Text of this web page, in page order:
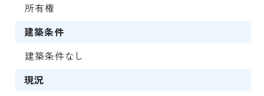
所有権
建築条件
建築条件なし
現況